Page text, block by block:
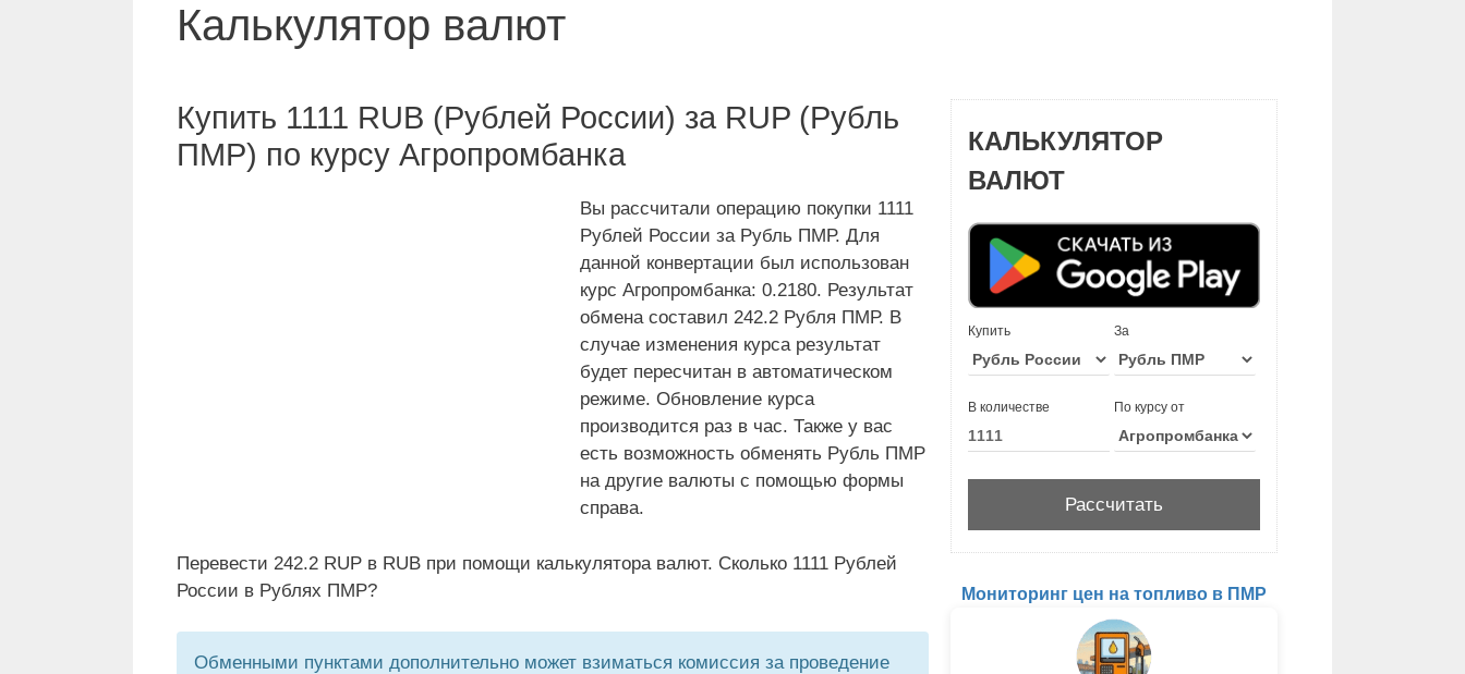
Калькулятор валют
Купить 1111 RUB (Рублей России) за RUP (Рубль
ПМР) по курсу Агропромбанка
Вы рассчитали операцию покупки 1111
Рублей России за Рубль ПМР. Для
данной конвертации был использован
курс Агропромбанка: 0.2180. Результат
обмена составил 242.2 Рубля ПМР. В
случае изменения курса результат
будет пересчитан в автоматическом
режиме. Обновление курса
производится раз в час. Также у вас
есть возможность обменять Рубль ПМР
на другие валюты с помощью формы
справа.
Перевести 242.2 RUP в RUB при помощи калькулятора валют. Сколько 1111 Рублей
России в Рублях ПМР?
Обменными пунктами дополнительно может взиматься комиссия за проведение
КАЛЬКУЛЯТОР
ВАЛЮТ
Купить За
В количестве По курсу от
Мониторинг цен на топливо в ПМР